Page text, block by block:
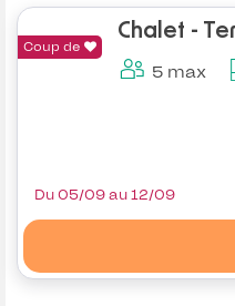
Coup de
Chalet -
5 max
Du 05/09 au 12/09